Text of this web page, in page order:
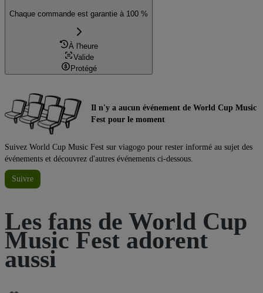
Chaque commande est garantie à 100 %
À l'heure
Valide
Protégé
Il n'y a aucun événement de World Cup Music
Fest pour le moment
Suivez World Cup Music Fest sur viagogo pour rester informé au sujet des
événements et découvrez d'autres événements ci-dessous.
Suivre
Les fans de World Cup
Music Fest adorent
aussi